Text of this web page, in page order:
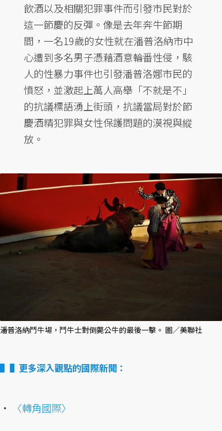
飲酒以及相關犯罪事件而引發市民對於
這一節慶的反彈。像是去年奔牛節期
間，一名19歲的女性就在潘普洛納市中
心遭到多名男子憑藉酒意輪番性侵，駭
人的性暴力事件也引發潘普洛娜市民的
憤怒，並激起上萬人高舉「不就是不」
的抗議標語湧上街頭，抗議當局對於節
慶酒精犯罪與女性保護問題的漠視與縱
放。
潘普洛納鬥牛場，鬥牛士對倒斃公牛的最後一擊。 圖／美聯社
▌更多深入觀點的國際新聞：
• 〈轉角國際〉